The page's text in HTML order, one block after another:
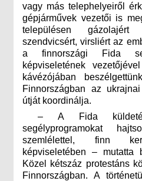
vagy más telephelyeiről
gépjárművek vezetői is
településen
szendvicsért, virsliért az
a finnországi Fida
képviseletének
kávézójában
Finnországban az
útját koordinálja.
– A Fida
segélyprogramokat
szemlélettel, finn
képviseletében – mutatta
Közel kétszáz protestáns
Finnországban. A